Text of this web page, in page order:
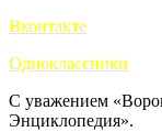
Вконтакте
Одноклассники
С уважением
Энциклопедия».